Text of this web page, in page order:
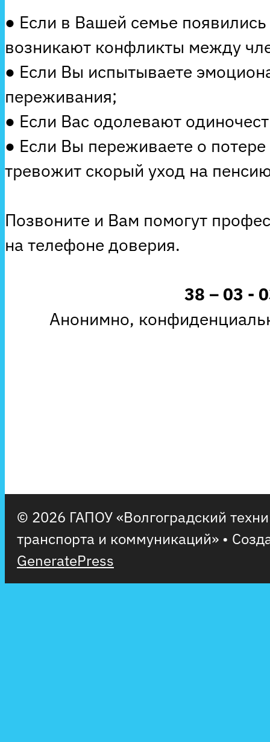
● Если в Вашей семье
возникают конфликты между
● Если Вы испытываете
переживания;
● Если Вас одолевают
● Если Вы переживаете о
тревожит скорый уход на
Позвоните и Вам помогут
на телефоне доверия.
38 – 03 -
Анонимно,
© 2026 ГАПОУ «Волгоградский
транспорта и коммуникаций» •
GeneratePress